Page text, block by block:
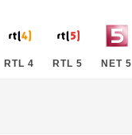
RTL 4 RTL 5 NET 5